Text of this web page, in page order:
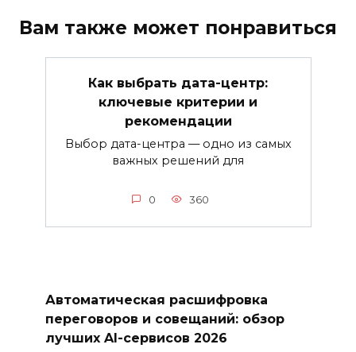
Вам также может понравиться
Как выбрать дата-центр:
ключевые критерии и
рекомендации
Выбор дата-центра — одно из самых
важных решений для
0 360
Автоматическая расшифровка
переговоров и совещаний: обзор
лучших AI-сервисов 2026